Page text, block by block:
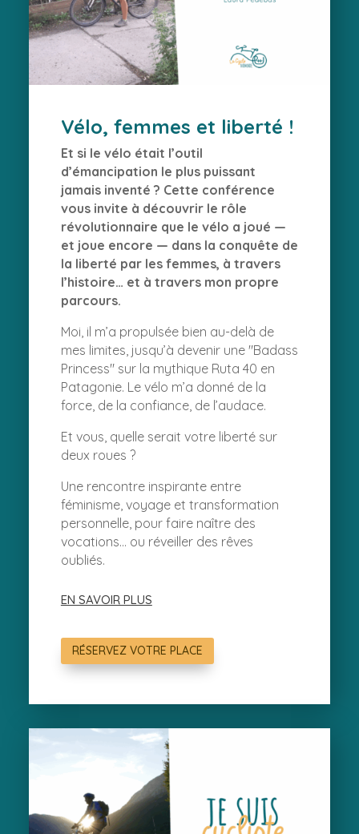
Vélo, femmes et liberté !
Et si le vélo était l’outil
d’émancipation le plus puissant
jamais inventé ? Cette conférence
vous invite à découvrir le rôle
révolutionnaire que le vélo a joué —
et joue encore — dans la conquête de
la liberté par les femmes, à travers
l’histoire… et à travers mon propre
parcours.
Moi, il m’a propulsée bien au-delà de
mes limites, jusqu’à devenir une "Badass
Princess" sur la mythique Ruta 40 en
Patagonie. Le vélo m’a donné de la
force, de la confiance, de l’audace.
Et vous, quelle serait votre liberté sur
deux roues ?
Une rencontre inspirante entre
féminisme, voyage et transformation
personnelle, pour faire naître des
vocations… ou réveiller des rêves
oubliés.
EN SAVOIR PLUS
RÉSERVEZ VOTRE PLACE